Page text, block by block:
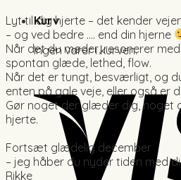
Kurv
Ingen varer i kurven.
Lyt til dig hjerte – det kender
– og ved bedre …. end din hjerne
Når det du møder, resonerer
spontan glæde, lethed, flow.
Når det er tungt, besværligt, og
enten på gale veje, eller også er
Gør noget der glæder dig, noget
hjerte.
Fortsæt glædelig december
– jeg håber du nyder tiden med
Rikke